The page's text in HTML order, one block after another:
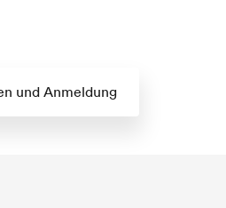
und Anmeldung